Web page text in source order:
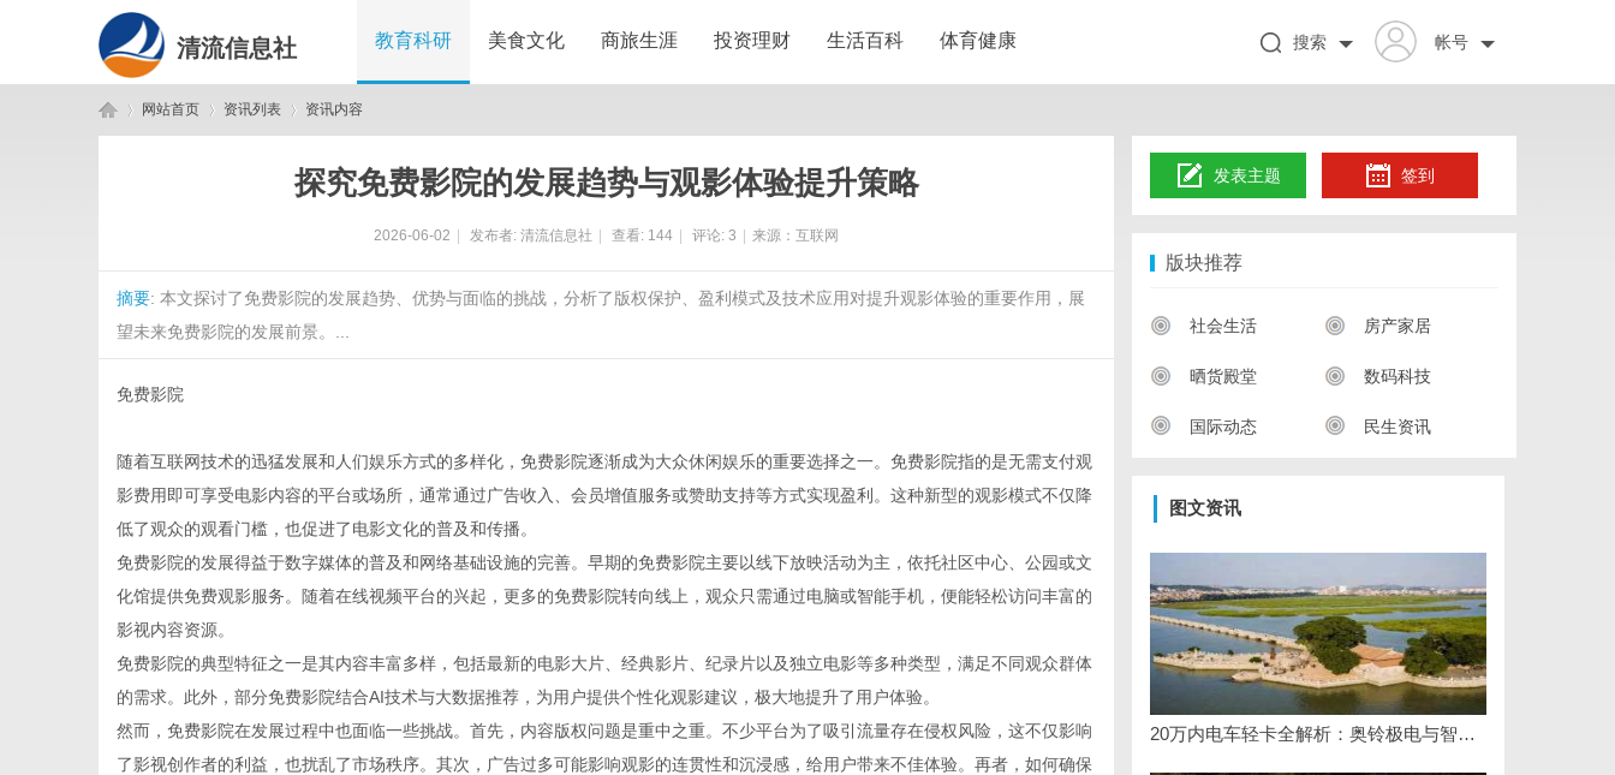
清流信息社 教育科研 美食文化 商旅生涯 投资理财 生活百科 体育健康 帐号
搜索
网站首页 资讯列表 资讯内容
探究免费影院的发展趋势与观影体验提升策略
2026-06-02 发布者: 清流信息社 查看: 144 评论: 3 来源：互联网
摘要: 本文探讨了免费影院的发展趋势、优势与面临的挑战，分析了版权保护、盈利模式及技术应用对提升观影体验的重要作用，展
望未来免费影院的发展前景。...
免费影院
随着互联网技术的迅猛发展和人们娱乐方式的多样化，免费影院逐渐成为大众休闲娱乐的重要选择之一。免费影院指的是无需支付观
影费用即可享受电影内容的平台或场所，通常通过广告收入、会员增值服务或赞助支持等方式实现盈利。这种新型的观影模式不仅降
低了观众的观看门槛，也促进了电影文化的普及和传播。
免费影院的发展得益于数字媒体的普及和网络基础设施的完善。早期的免费影院主要以线下放映活动为主，依托社区中心、公园或文
化馆提供免费观影服务。随着在线视频平台的兴起，更多的免费影院转向线上，观众只需通过电脑或智能手机，便能轻松访问丰富的
影视内容资源。
免费影院的典型特征之一是其内容丰富多样，包括最新的电影大片、经典影片、纪录片以及独立电影等多种类型，满足不同观众群体
的需求。此外，部分免费影院结合AI技术与大数据推荐，为用户提供个性化观影建议，极大地提升了用户体验。
然而，免费影院在发展过程中也面临一些挑战。首先，内容版权问题是重中之重。不少平台为了吸引流量存在侵权风险，这不仅影响
了影视创作者的利益，也扰乱了市场秩序。其次，广告过多可能影响观影的连贯性和沉浸感，给用户带来不佳体验。再者，如何确保
发表主题 签到
版块推荐
社会生活 房产家居
晒货殿堂 数码科技
国际动态 民生资讯
图文资讯
20万内电车轻卡全解析：奥铃极电与智蓝的核心差异及选购指南